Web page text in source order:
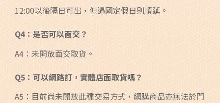
12:00以後隔日可出，但遇國定假日則順延。
Q4：是否可以面交？
A4：未開放面交取貨。
Q5：可以網路訂，實體店面取貨嗎？
A5：目前尚未開放此種交易方式，網購商品亦無法於門